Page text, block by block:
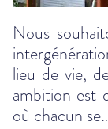
Nous
lieu de vie,
ambition est
où chacun